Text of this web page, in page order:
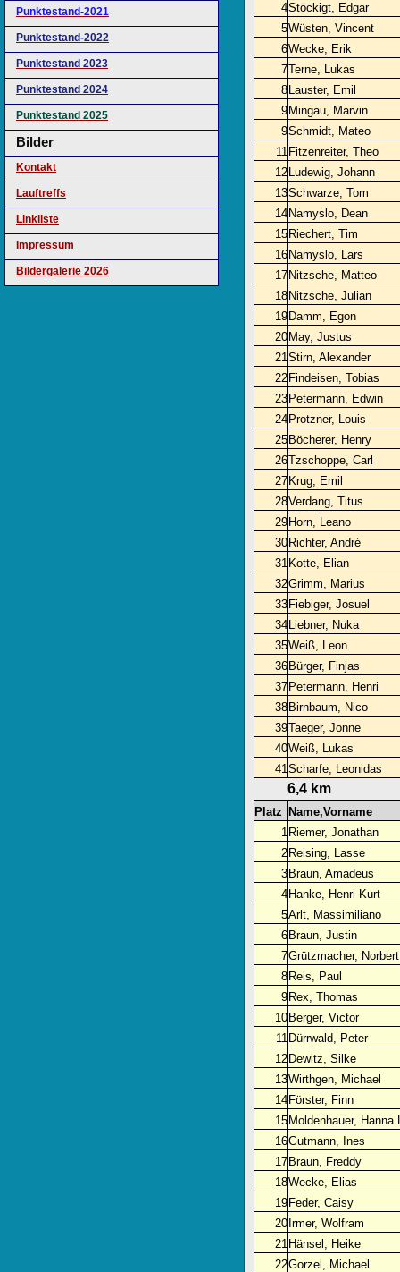
Punktestand-2021
Punktestand-2022
Punktestand 2023
Punktestand 2024
Punktestand 2025
Bilder
Kontakt
Lauftreffs
Linkliste
Impressum
Bildergalerie 2026
4Stöckigt, Edgar
5Wüsten, Vincent
6Wecke, Erik
7Terne, Lukas
8 Lauster, Emil
9 Mingau, Marvin
9Schmidt, Mateo
11 Fitzenreiter, Theo
12 Ludewig, Johann
13Schwarze, Tom
14 Namyslo, Dean
15 Riechert, Tim
16 Namyslo, Lars
17 Nitzsche, Matteo
18 Nitzsche, Julian
19 Damm, Egon
20 May, Justus
21Stirn, Alexander
22 Findeisen, Tobias
23 Petermann, Edwin
24 Protzner, Louis
25 Böcherer, Henry
26Tzschoppe, Carl
27 Krug, Emil
28Verdang, Titus
29 Horn, Leano
30 Richter, André
31 Kotte, Elian
32Grimm, Marius
33 Fiebiger, Josuel
34 Liebner, Nuka
35Weiß, Leon
36 Bürger, Finjas
37 Petermann, Henri
38 Birnbaum, Nico
39Taeger, Jonne
40Weiß, Lukas
41Scharfe, Leonidas
6,4 km
Platz
Name,Vorname
1 Riemer, Jonathan
2 Reising, Lasse
3 Braun, Amadeus
4 Hanke, Henri Kurt
5Arlt, Massimiliano
6 Braun, Justin
7Grützmacher, Norbert
8 Reis, Paul
9 Rex, Thomas
10 Berger, Victor
11 Dürrwald, Peter
12 Dewitz, Silke
13Wirthgen, Michael
14 Förster, Finn
15 Moldenhauer, Hanna
16Gutmann, Ines
17 Braun, Freddy
18Wecke, Elias
19 Feder, Caisy
20 Irmer, Wolfram
21 Hänsel, Heike
22Gorzel, Michael